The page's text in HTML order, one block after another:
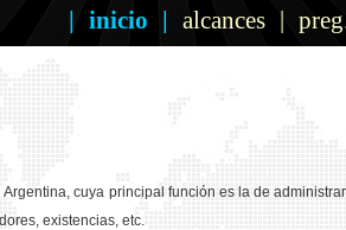
| inicio | alcances|
cuya principal función es la de
existencias, etc.